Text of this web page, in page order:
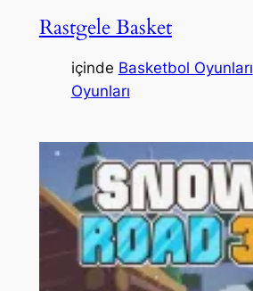
Rastgele Basket
içinde Basketbol Oyunları
Oyunları